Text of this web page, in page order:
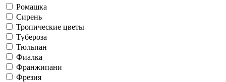
Ромашка
Сирень
Тропические цветы
Тубероза
Тюльпан
Фиалка
Франжипани
Фрезия